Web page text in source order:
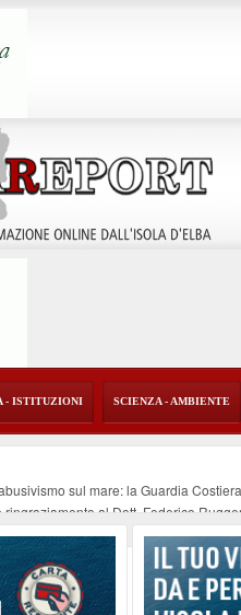
- ISTITUZIONI SCIENZA - AMBIENTE
sul mare: la Guardia
al Dott. Federico
all'Elba: riaffiora una testimonianza
bordi stradali -07-08-2026
dal nuovo piano dell'Autorità